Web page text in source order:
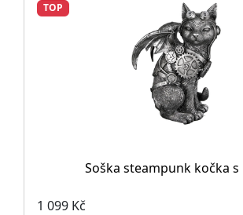
TOP
Soška steampunk kočka
1 099 Kč